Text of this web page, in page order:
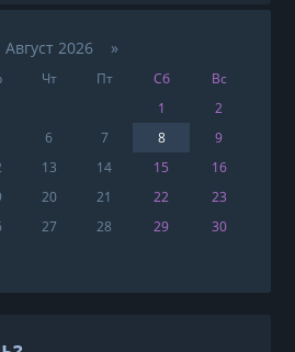
2026 »
Чт Пт Сб
Вс
1
2
6 7 8
9
13 14 15
16
20 21 22
23
27 28 29
30